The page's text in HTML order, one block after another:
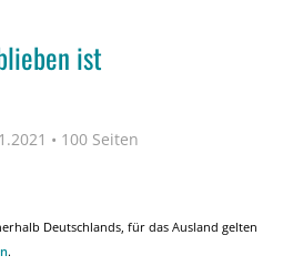
ist
• 100 Seiten
Deutschlands, für das Ausland gelten
.